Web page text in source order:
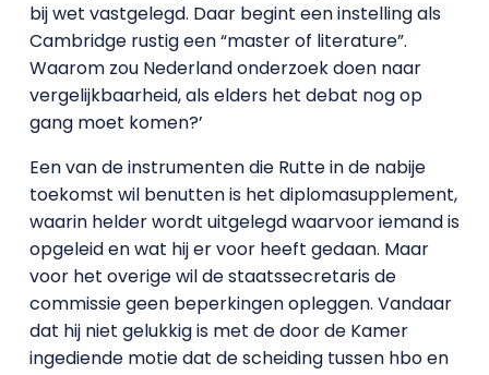
bij wet vastgelegd. Daar begint een instelling als
Cambridge rustig een “master of literature”.
Waarom zou Nederland onderzoek doen naar
vergelijkbaarheid, als elders het debat nog op
gang moet komen?’
Een van de instrumenten die Rutte in de nabije
toekomst wil benutten is het diplomasupplement,
waarin helder wordt uitgelegd waarvoor iemand is
opgeleid en wat hij er voor heeft gedaan. Maar
voor het overige wil de staatssecretaris de
commissie geen beperkingen opleggen. Vandaar
dat hij niet gelukkig is met de door de Kamer
ingediende motie dat de scheiding tussen hbo en